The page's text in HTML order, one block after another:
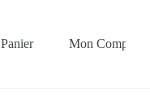
Panier Mon Compte